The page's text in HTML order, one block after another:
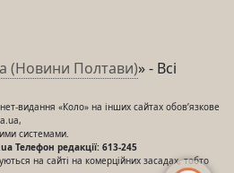
(Новини Полтави)» - Всі
видання «Коло» на інших сайтах обов’язкове
системами.
Телефон редакції: 613-245
на сайті на комерційних засадах, тобто